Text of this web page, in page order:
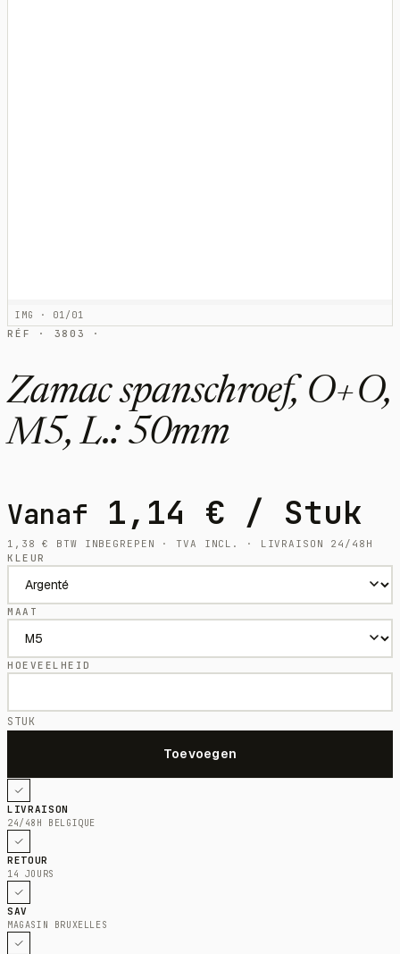
IMG · 01/01
RÉF · 3803 ·
Zamac spanschroef, O+O,
M5, L.: 50mm
Vanaf 1,14 € / Stuk
1,38€
BTW INBEGREPEN · TVA INCL. · LIVRAISON 24/48H
KLEUR
MAAT
HOEVEELHEID
STUK
LIVRAISON
24/48H BELGIQUE
RETOUR
14 JOURS
SAV
MAGASIN BRUXELLES